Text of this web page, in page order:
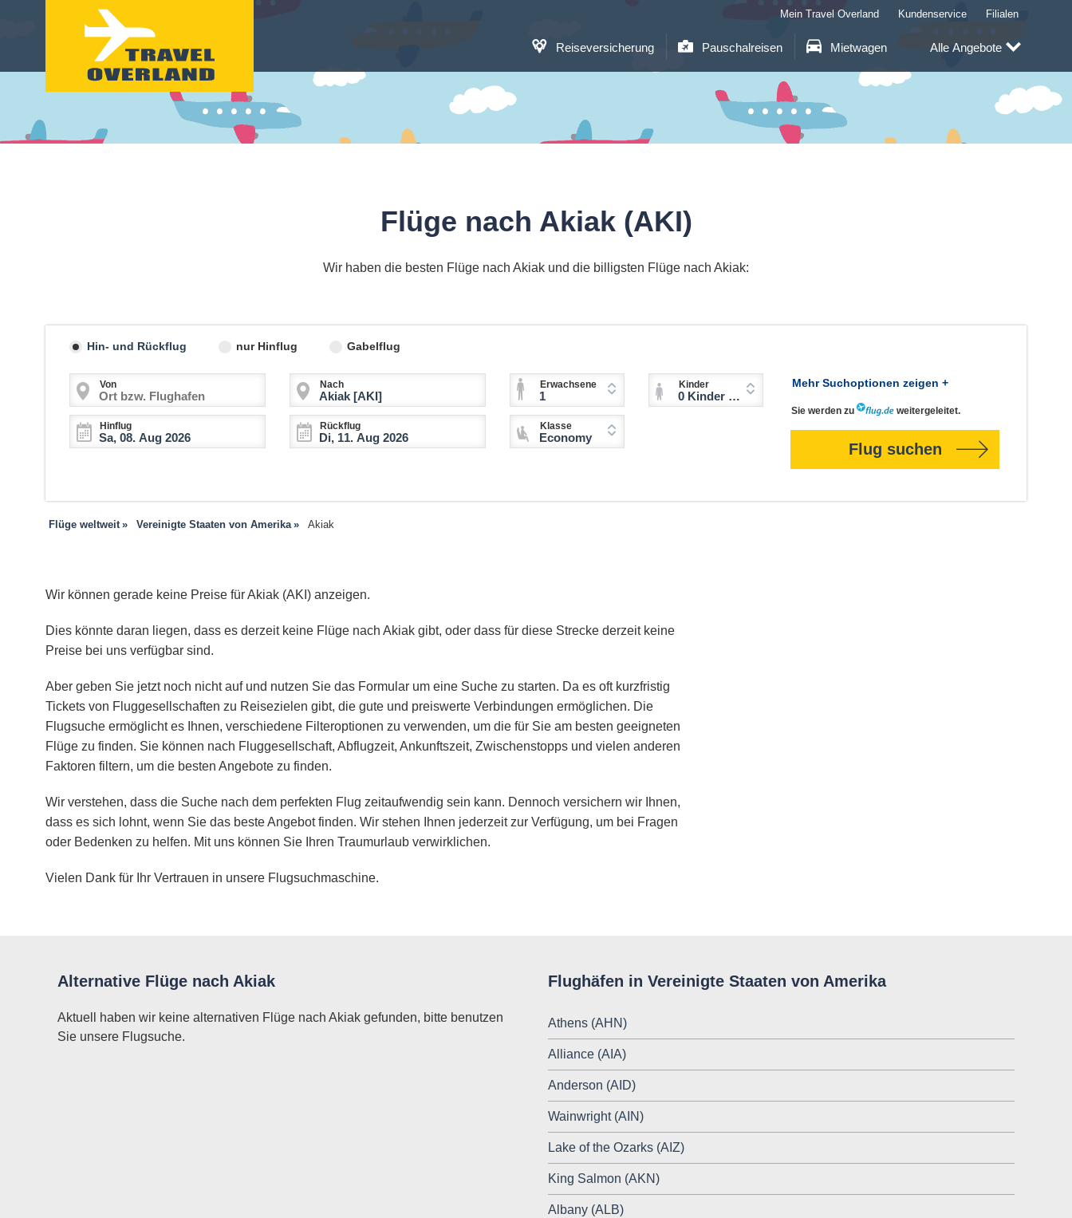
Reiseversicherung Pauschalreisen Mietwagen
Mein Travel Overland Kundenservice Filialen
Alle Angebote
Flüge nach Akiak (AKI)
Wir haben die besten Flüge nach Akiak und die billigsten Flüge nach Akiak:
Hin- und Rückflug nur Hinflug Gabelflug
Von Nach
Hinflug Rückflug
Erwachsene
1
Kinder
0 Kinder (2-11 Jahre)
Klasse
Economy
Mehr Suchoptionen zeigen +
Sie werden zu weitergeleitet.
Flug suchen
Flüge weltweit Vereinigte Staaten von Amerika Akiak
Wir können gerade keine Preise für Akiak (AKI) anzeigen.
Dies könnte daran liegen, dass es derzeit keine Flüge nach Akiak gibt, oder dass für diese Strecke derzeit keine
Preise bei uns verfügbar sind.
Aber geben Sie jetzt noch nicht auf und nutzen Sie das Formular um eine Suche zu starten. Da es oft kurzfristig
Tickets von Fluggesellschaften zu Reisezielen gibt, die gute und preiswerte Verbindungen ermöglichen. Die
Flugsuche ermöglicht es Ihnen, verschiedene Filteroptionen zu verwenden, um die für Sie am besten geeigneten
Flüge zu finden. Sie können nach Fluggesellschaft, Abflugzeit, Ankunftszeit, Zwischenstopps und vielen anderen
Faktoren filtern, um die besten Angebote zu finden.
Wir verstehen, dass die Suche nach dem perfekten Flug zeitaufwendig sein kann. Dennoch versichern wir Ihnen,
dass es sich lohnt, wenn Sie das beste Angebot finden. Wir stehen Ihnen jederzeit zur Verfügung, um bei Fragen
oder Bedenken zu helfen. Mit uns können Sie Ihren Traumurlaub verwirklichen.
Vielen Dank für Ihr Vertrauen in unsere Flugsuchmaschine.
Alternative Flüge nach Akiak
Aktuell haben wir keine alternativen Flüge nach Akiak gefunden, bitte benutzen
Sie unsere Flugsuche.
Flughäfen in Vereinigte Staaten von Amerika
Athens (AHN)
Alliance (AIA)
Anderson (AID)
Wainwright (AIN)
Lake of the Ozarks (AIZ)
King Salmon (AKN)
Albany (ALB)